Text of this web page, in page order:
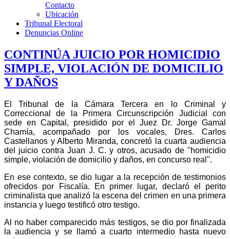
Contacto
Ubicación
Tribunal Electoral
Denuncias Online
CONTINÚA JUICIO POR HOMICIDIO
SIMPLE, VIOLACIÓN DE DOMICILIO
Y DAÑOS
El Tribunal de la Cámara Tercera en lo Criminal y
Correccional de la Primera Circunscripción Judicial con
sede en Capital, presidido por el Juez Dr. Jorge Gamal
Chamía, acompañado por los vocales, Dres. Carlos
Castellanos y Alberto Miranda, concretó la cuarta audiencia
del juicio contra Juan J. C. y otros, acusado de "homicidio
simple, violación de domicilio y daños, en concurso real".
En ese contexto, se dio lugar a la recepción de testimonios
ofrecidos por Fiscalía. En primer lugar, declaró el perito
criminalista que analizó la escena del crimen en una primera
instancia y luego testificó otro testigo.
Al no haber comparecido más testigos, se dio por finalizada
la audiencia y se llamó a cuarto intermedio hasta nuevo